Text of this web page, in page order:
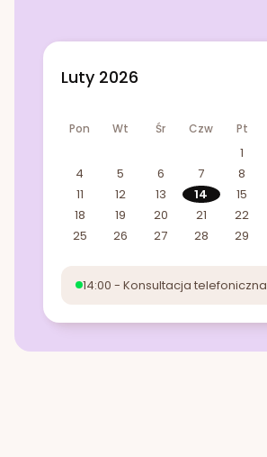
Luty 2026
Pon Wt Śr Czw Pt
1
4
5 6 7 8
11
12 13 14 15
18
19 20 21 22
25
26 27 28 29
14:00 - Konsultacja telefoniczna